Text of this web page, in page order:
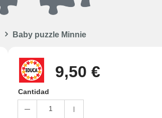
Baby puzzle Minnie
9,50 €
Cantidad
1